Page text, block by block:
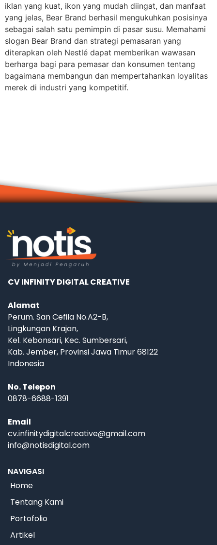
iklan yang kuat, ikon yang mudah diingat, dan manfaat
yang jelas, Bear Brand berhasil mengukuhkan posisinya
sebagai salah satu pemimpin di pasar susu. Memahami
slogan Bear Brand dan strategi pemasaran yang
diterapkan oleh Nestlé dapat memberikan wawasan
berharga bagi para pemasar dan konsumen tentang
bagaimana membangun dan mempertahankan loyalitas
merek di industri yang kompetitif.
CV INFINITY DIGITAL CREATIVE
Alamat
Perum. San Cefila No.A2-B,
Lingkungan Krajan,
Kel. Kebonsari, Kec. Sumbersari,
Kab. Jember, Provinsi Jawa Timur 68122
Indonesia
No. Telepon
0878-6688-1391
Email
cv.infinitydigitalcreative@gmail.com
info@notisdigital.com
NAVIGASI
Home
Tentang Kami
Portofolio
Artikel